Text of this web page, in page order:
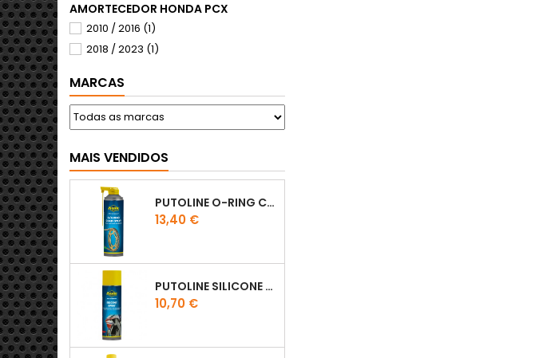
AMORTECEDOR HONDA PCX
2010 / 2016 (1)
2018 / 2023 (1)
MARCAS
MAIS VENDIDOS
PUTOLINE O-RING CHAIN LUBE - SPRAY CORRENTE - 0,5 LT
Preço
13,40 €
PUTOLINE SILICONE SPRAY
Preço
10,70 €